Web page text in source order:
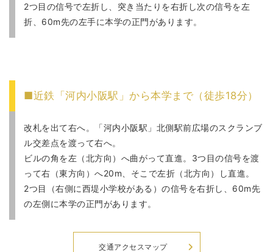
2つ目の信号で左折し、突き当たりを右折し次の信号を左
折、60m先の左手に本学の正門があります。
■近鉄「河内小阪駅」から本学まで（徒歩18分）
改札を出て右へ。「河内小阪駅」北側駅前広場のスクランブ
ル交差点を渡って右へ。
ビルの角を左（北方向）へ曲がって直進。3つ目の信号を渡
って右（東方向）へ20m、そこで左折（北方向）し直進。
2つ目（右側に西堤小学校がある）の信号を右折し、60m先
の左側に本学の正門があります。
交通アクセスマップ